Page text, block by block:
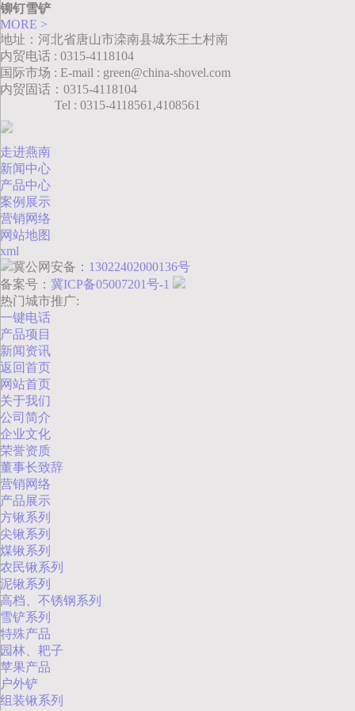
铆钉雪铲
MORE >
地址：河北省唐山市滦南县城东王土村南
内贸电话 : 0315-4118104
国际市场 : E-mail : green@china-shovel.com
内贸固话：0315-4118104
Tel : 0315-4118561,4108561
走进燕南
新闻中心
产品中心
案例展示
营销网络
网站地图
xml
冀公网安备： 13022402000136号
备案号： 冀ICP备05007201号-1
热门城市推广:
一键电话
产品项目
新闻资讯
返回首页
网站首页
关于我们
公司简介
企业文化
荣誉资质
董事长致辞
营销网络
产品展示
方锹系列
尖锹系列
煤锹系列
农民锹系列
泥锹系列
高档、不锈钢系列
雪铲系列
特殊产品
园林、耙子
苹果产品
户外铲
组装锹系列